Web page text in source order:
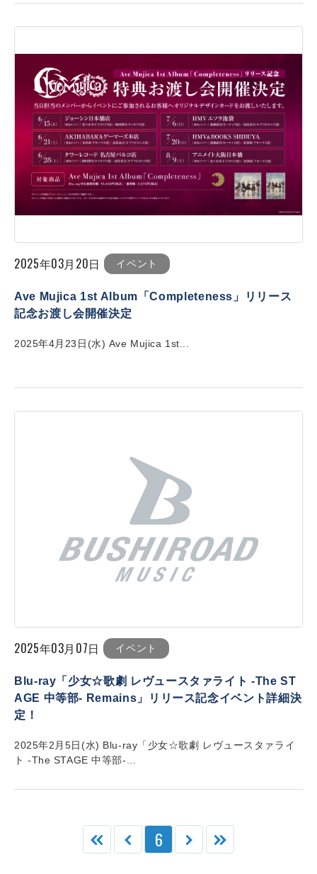
2025年03月20日 イベント
Ave Mujica 1st Album「Completeness」リリース
記念お渡し会開催決定
2025年4月23日(水) Ave Mujica 1st...
2025年03月07日 イベント
Blu-ray「少女☆歌劇 レヴュースタァライト -The ST
AGE 中等部- Remains」リリース記念イベント詳細決
定！
2025年2月5日(水) Blu-ray「少女☆歌劇 レヴュースタァライ
ト -The STAGE 中等部-...
6